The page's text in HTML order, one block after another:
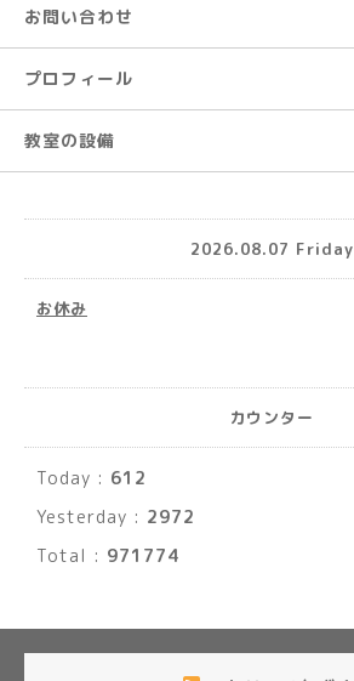
お問い合わせ
プロフィール
教室の設備
2026.08.07 Friday
お休み
カウンター
Today : 612
Yesterday : 2972
Total : 971774